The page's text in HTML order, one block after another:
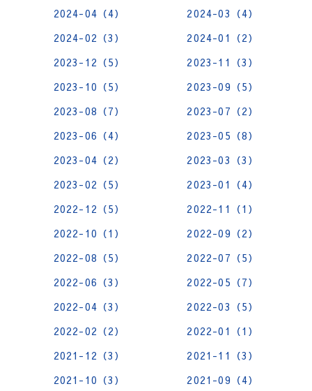
2024-04（4）
2024-03（4）
2024-02（3）
2024-01（2）
2023-12（5）
2023-11（3）
2023-10（5）
2023-09（5）
2023-08（7）
2023-07（2）
2023-06（4）
2023-05（8）
2023-04（2）
2023-03（3）
2023-02（5）
2023-01（4）
2022-12（5）
2022-11（1）
2022-10（1）
2022-09（2）
2022-08（5）
2022-07（5）
2022-06（3）
2022-05（7）
2022-04（3）
2022-03（5）
2022-02（2）
2022-01（1）
2021-12（3）
2021-11（3）
2021-10（3）
2021-09（4）